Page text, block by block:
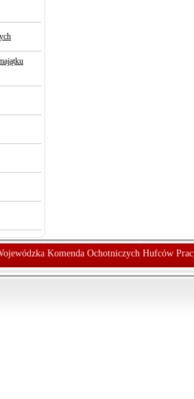
Komenda Ochotniczych Hufców